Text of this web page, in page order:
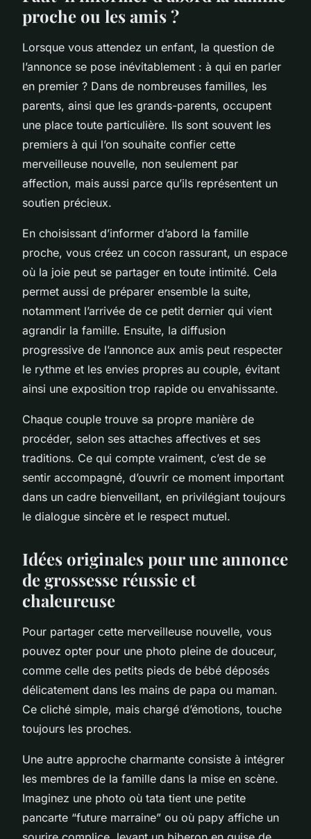
proche ou les amis ?
Lorsque vous attendez un enfant, la question de
l’annonce se pose inévitablement : à qui en parler
en premier ? Dans de nombreuses familles, les
parents, ainsi que les grands-parents, occupent
une place toute particulière. Ils sont souvent les
premiers à qui l’on souhaite confier cette
merveilleuse nouvelle, non seulement par
affection, mais aussi parce qu’ils représentent un
soutien précieux.
En choisissant d’informer d’abord la famille
proche, vous créez un cocon rassurant, un espace
où la joie peut se partager en toute intimité. Cela
permet aussi de préparer ensemble la suite,
notamment l’arrivée de ce petit dernier qui vient
agrandir la famille. Ensuite, la diffusion
progressive de l’annonce aux amis peut respecter
le rythme et les envies propres au couple, évitant
ainsi une exposition trop rapide ou envahissante.
Chaque couple trouve sa propre manière de
procéder, selon ses attaches affectives et ses
traditions. Ce qui compte vraiment, c’est de se
sentir accompagné, d’ouvrir ce moment important
dans un cadre bienveillant, en privilégiant toujours
le dialogue sincère et le respect mutuel.
Idées originales pour une annonce
de grossesse réussie et
chaleureuse
Pour partager cette merveilleuse nouvelle, vous
pouvez opter pour une photo pleine de douceur,
comme celle des petits pieds de bébé déposés
délicatement dans les mains de papa ou maman.
Ce cliché simple, mais chargé d’émotions, touche
toujours les proches.
Une autre approche charmante consiste à intégrer
les membres de la famille dans la mise en scène.
Imaginez une photo où tata tient une petite
pancarte “future marraine” ou où papy affiche un